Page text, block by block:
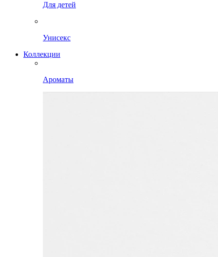
Для детей
Унисекс
Коллекции
Ароматы